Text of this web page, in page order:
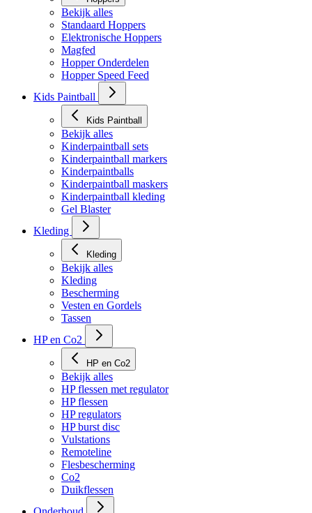
Hoppers
Bekijk alles
Standaard Hoppers
Elektronische Hoppers
Magfed
Hopper Onderdelen
Hopper Speed Feed
Kids Paintball
Kids Paintball
Bekijk alles
Kinderpaintball sets
Kinderpaintball markers
Kinderpaintballs
Kinderpaintball maskers
Kinderpaintball kleding
Gel Blaster
Kleding
Bekijk alles
Kleding
Bescherming
Vesten en Gordels
Tassen
HP en Co2
HP en Co2
Bekijk alles
HP flessen met regulator
HP flessen
HP regulators
HP burst disc
Vulstations
Remoteline
Flesbescherming
Co2
Duikflessen